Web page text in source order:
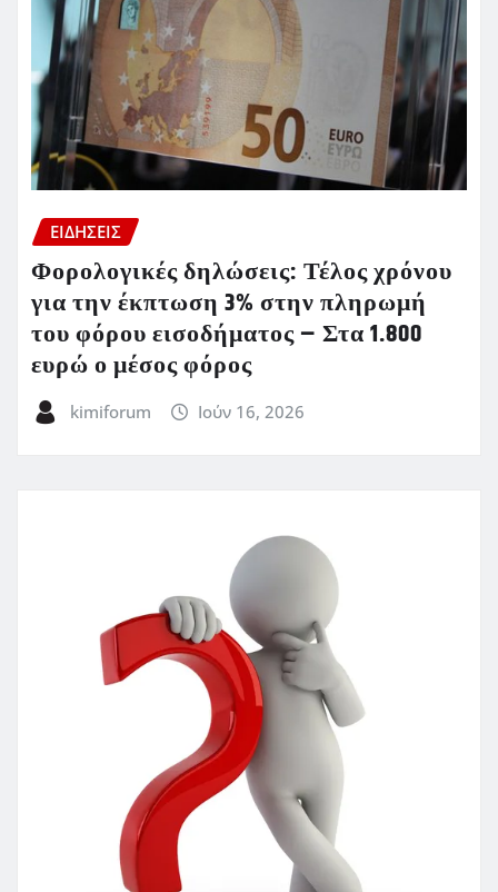
ΕΙΔΗΣΕΙΣ
Φορολογικές δηλώσεις: Τέλος χρόνου
για την έκπτωση 3% στην πληρωμή
του φόρου εισοδήματος – Στα 1.800
ευρώ ο μέσος φόρος
kimiforum Ιούν 16, 2026